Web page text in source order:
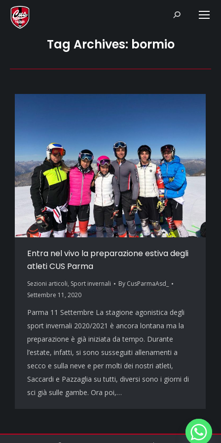
Search:
Tag Archives: bormio
Entra nel vivo la preparazione estiva degli
atleti CUS Parma
Sezioni articoli, Sport invernali By CusParmaAsd_
Settembre 11, 2020
Parma 11 Settembre La stagione agonistica degli
sport invernali 2020/2021 è ancora lontana ma la
preparazione è già iniziata da tempo. Durante
l’estate, infatti, si sono susseguiti allenamenti a
secco e sulla neve e per molti dei nostri atleti,
Saccardi e Pazzaglia su tutti, diversi sono i giorni di
sci già sulle gambe. Ora poi,…